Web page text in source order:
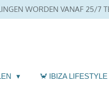
WORDEN VANAF 25/7
🦀 IBIZA LIFESTYLE